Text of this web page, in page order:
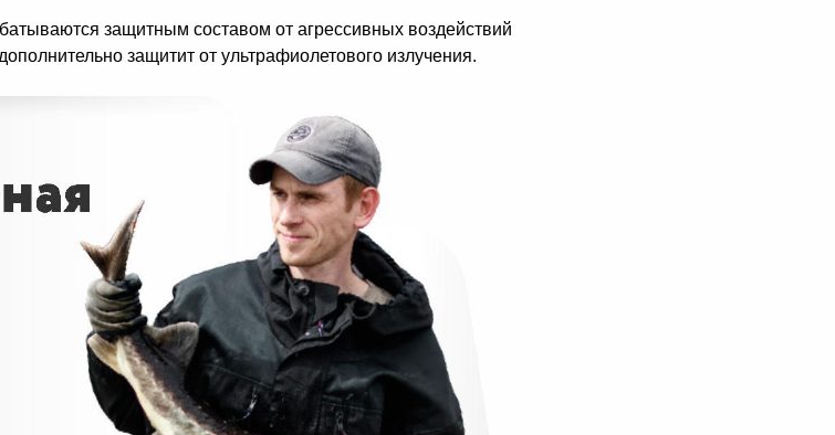
защитным составом от агрессивных воздействий
защитит от ультрафиолетового излучения.